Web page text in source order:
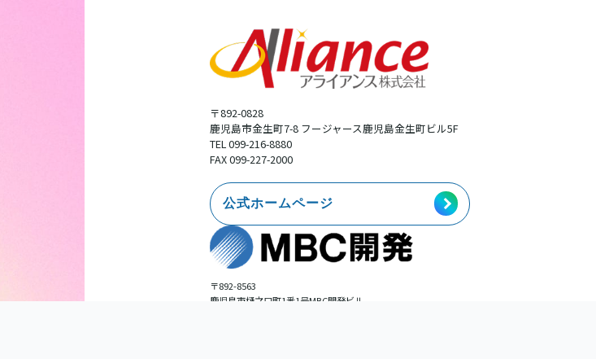
〒892-0828
鹿児島市金生町7-8 フージャース鹿児島金生町ビル5F
TEL 099-216-8880
FAX 099-227-2000
公式ホームページ
〒892-8563
鹿児島市樋之口町1番1号MBC開発ビル